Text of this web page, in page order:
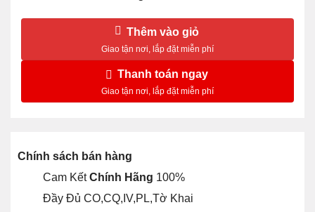
Thêm vào giỏ
Thanh toán ngay
Chính sách bán hàng
Cam KếtChính Hãng 100%
Đầy Đủ CO,CQ,IV,PL,Tờ Khai